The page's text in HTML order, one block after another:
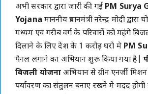
अभी सरकार द्वारा जारी की गई PM Surya
Yojana माननीय प्रधानमंत्री नरेन्द्र मोदी
मध्यम एवं गरीब वर्ग के परिवारों को महंगे
दिलाने के लिए देश के 1 करोड़ घरो मे PM
पैनल लगाने का अभियान शुरू किया गया है|
बिजली योजना अभियान से ग्रीन एनर्जी
पर्यावरण का संतुलन बनाए रखने मे मदद होगी